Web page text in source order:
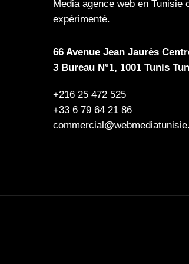
Mediaagence web en Tunisie
expérimenté.
66 Avenue Jean Jaurès
3 Bureau N°1, 1001 Tunis
+216 25 472 525
+33 6 79 64 21 86